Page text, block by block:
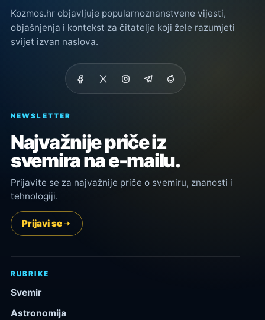
Kozmos.hr objavljuje popularnoznanstvene vijesti,
objašnjenja i kontekst za čitatelje koji žele razumjeti
svijet izvan naslova.
NEWSLETTER
Najvažnije priče iz
svemira na e-mailu.
Prijavite se za najvažnije priče o svemiru, znanosti i
tehnologiji.
Prijavi se
RUBRIKE
Svemir
Astronomija